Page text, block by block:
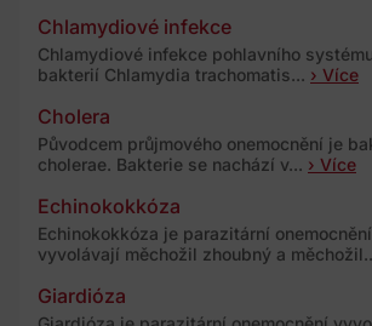
Chlamydiové infekce
Chlamydiové infekce pohlavního
bakterií Chlamydia trachomatis... › Více
Cholera
Původcem průjmového onemocnění je
cholerae. Bakterie se nachází v... › Více
Echinokokkóza
Echinokokkóza je parazitární
vyvolávají měchožil zhoubný a
Giardióza